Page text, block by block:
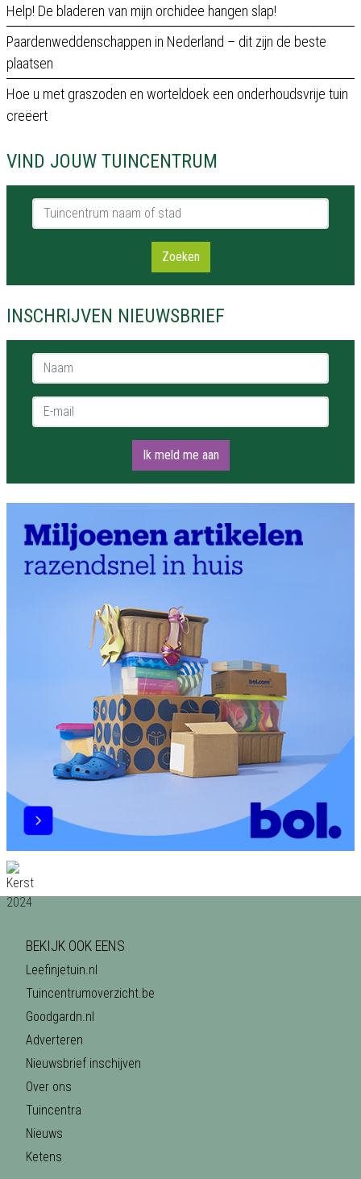
Help! De bladeren van mijn orchidee hangen slap!
Paardenweddenschappen in Nederland – dit zijn de beste
plaatsen
Hoe u met graszoden en worteldoek een onderhoudsvrije tuin
creëert
VIND JOUW TUINCENTRUM
Tuincentrum naam of stad
Zoeken
INSCHRIJVEN NIEUWSBRIEF
Naam *
E-mail *
Ik meld me aan
BEKIJK OOK EENS
Leefinjetuin.nl
Tuincentrumoverzicht.be
Goodgardn.nl
Adverteren
Nieuwsbrief inschijven
Over ons
Tuincentra
Nieuws
Ketens